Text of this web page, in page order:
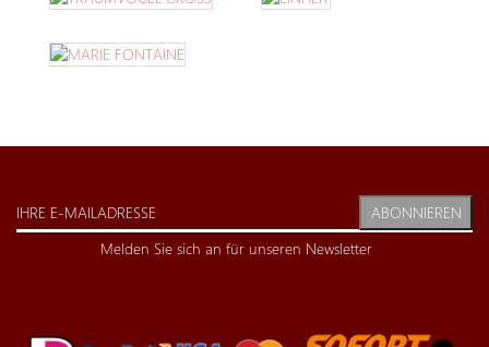
ABONNIEREN
Melden Sie sich an für unseren Newsletter